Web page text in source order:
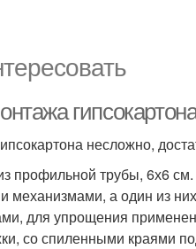
несложно,
профильной трубы, 6х6
а один из
для упрощения
со спиленными краями